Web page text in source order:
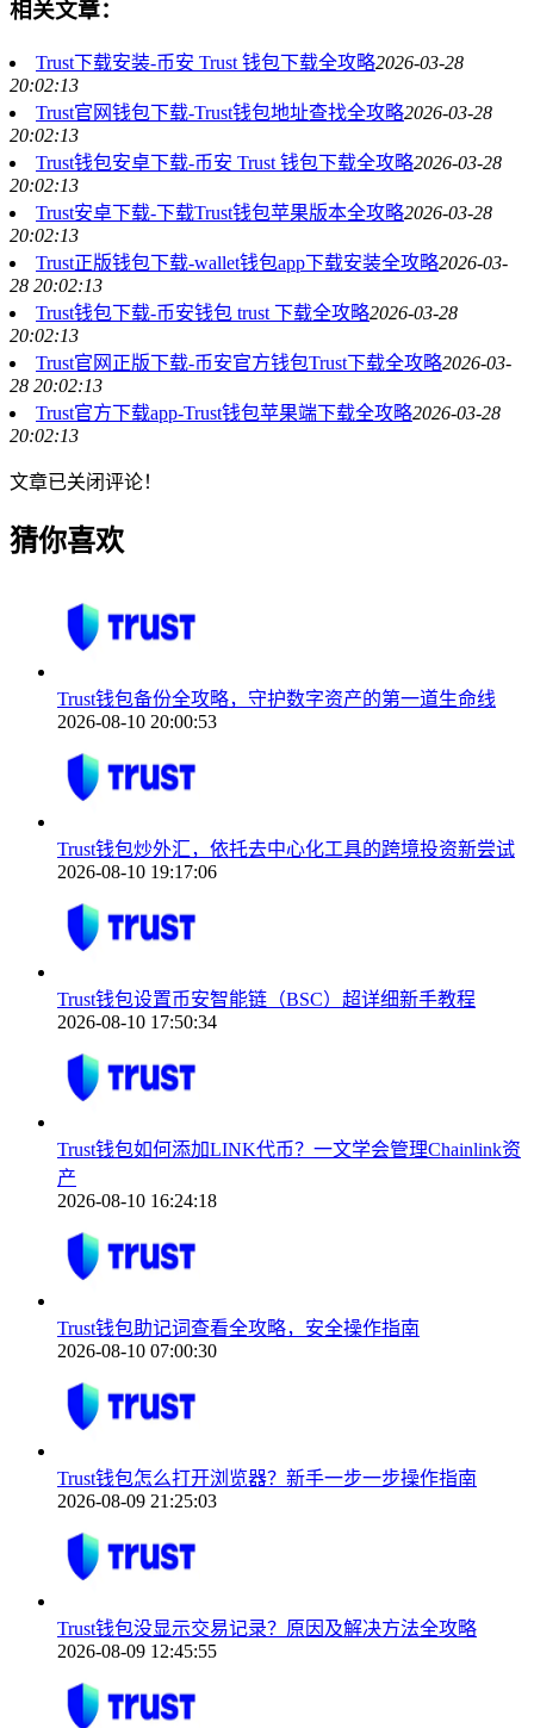
相关文章：
Trust下载安装-币安 Trust 钱包下载全攻略2026-03-28
20:02:13
Trust官网钱包下载-Trust钱包地址查找全攻略2026-03-28
20:02:13
Trust钱包安卓下载-币安 Trust 钱包下载全攻略2026-03-28
20:02:13
Trust安卓下载-下载Trust钱包苹果版本全攻略2026-03-28
20:02:13
Trust正版钱包下载-wallet钱包app下载安装全攻略2026-03-
28 20:02:13
Trust钱包下载-币安钱包 trust 下载全攻略2026-03-28
20:02:13
Trust官网正版下载-币安官方钱包Trust下载全攻略2026-03-
28 20:02:13
Trust官方下载app-Trust钱包苹果端下载全攻略2026-03-28
20:02:13
文章已关闭评论！
猜你喜欢
Trust钱包备份全攻略，守护数字资产的第一道生命线
2026-08-10 20:00:53
Trust钱包炒外汇，依托去中心化工具的跨境投资新尝试
2026-08-10 19:17:06
Trust钱包设置币安智能链（BSC）超详细新手教程
2026-08-10 17:50:34
Trust钱包如何添加LINK代币？一文学会管理Chainlink资
产
2026-08-10 16:24:18
Trust钱包助记词查看全攻略，安全操作指南
2026-08-10 07:00:30
Trust钱包怎么打开浏览器？新手一步一步操作指南
2026-08-09 21:25:03
Trust钱包没显示交易记录？原因及解决方法全攻略
2026-08-09 12:45:55